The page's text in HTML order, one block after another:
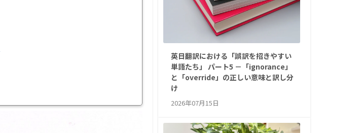
英日翻訳における「誤訳を招きやすい
単語たち」 パート5 －「ignorance」
と「override」の正しい意味と訳し分
け
2026年07月15日